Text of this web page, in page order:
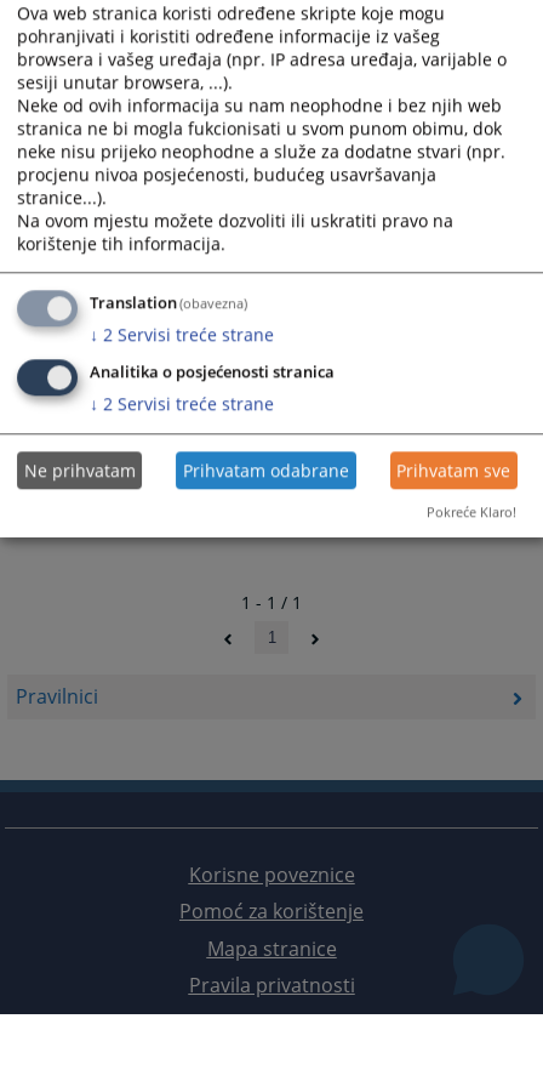
Pravilnici
calendar
and
select
a
date.
Press
the
question
mark
key
to
the
keyboard
shortcuts
for
changing
dates.
calendar
and
a
date.
Press
the
question
key
keyboard
for
changing
dates.
1 - 1 / 1
1
Korisne poveznice
Pomoć za korištenje
Mapa stranice
Pravila privatnosti
Ova web stranica koristi određene skripte koje mogu
pohranjivati i koristiti određene informacije iz vašeg
browsera i vašeg uređaja (npr. IP adresa uređaja, varijable o
sesiji unutar browsera, ...).
Neke od ovih informacija su nam neophodne i bez njih web
stranica ne bi mogla fukcionisati u svom punom obimu, dok
neke nisu prijeko neophodne a služe za dodatne stvari (npr.
procjenu nivoa posjećenosti, budućeg usavršavanja
stranice...).
Na ovom mjestu možete dozvoliti ili uskratiti pravo na
korištenje tih informacija.
Translation(obavezna)
↓ 2 Servisi treće strane
Analitika o posjećenosti stranica
↓ 2 Servisi treće strane
Ne prihvatam Prihvatam odabrane Prihvatam sve
Pokreće Klaro!